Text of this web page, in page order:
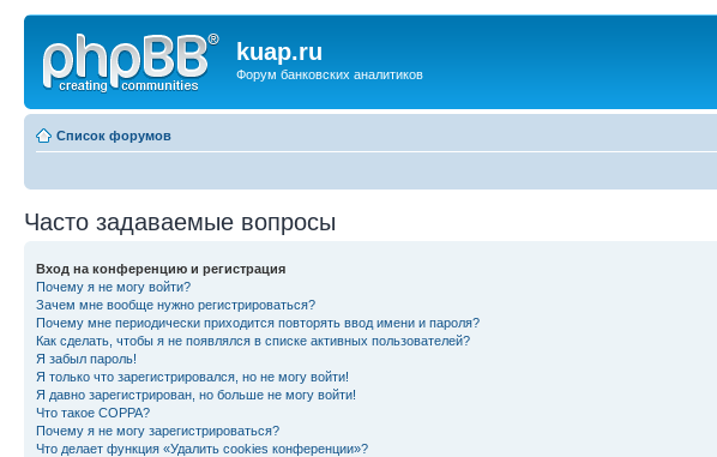
kuap.ru
Форум банковских аналитиков
Список форумов
Часто задаваемые вопросы
Вход на конференцию и регистрация
Почему я не могу войти?
Зачем мне вообще нужно регистрироваться?
Почему мне периодически приходится повторять ввод имени и пароля?
Как сделать, чтобы я не появлялся в списке активных пользователей?
Я забыл пароль!
Я только что зарегистрировался, но не могу войти!
Я давно зарегистрирован, но больше не могу войти!
Что такое COPPA?
Почему я не могу зарегистрироваться?
Что делает функция «Удалить cookies конференции»?